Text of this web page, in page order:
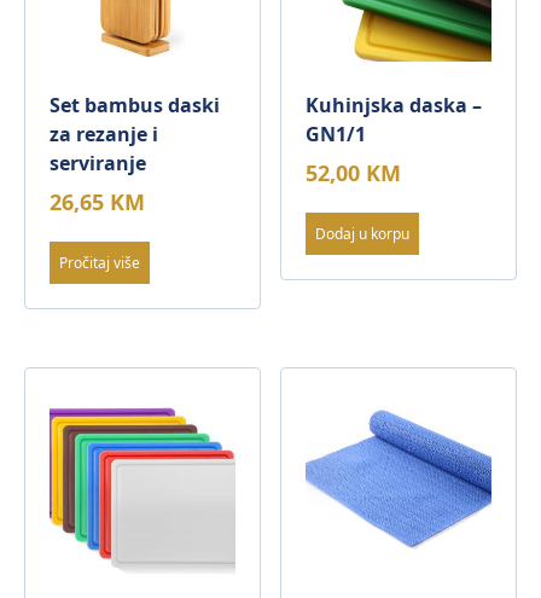
Set bambus daski
za rezanje i
serviranje
26,65 KM
Pročitaj više
Kuhinjska daska –
GN1/1
52,00 KM
Dodaj u korpu